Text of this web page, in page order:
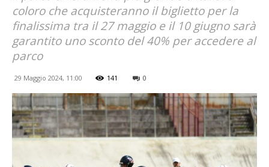
coloro che acquisteranno il biglietto per la
finalissima tra il 27 maggio e il 10 giugno sarà
garantito uno sconto del 40% per accedere al
parco
29 Maggio 2024, 11:00 141 0